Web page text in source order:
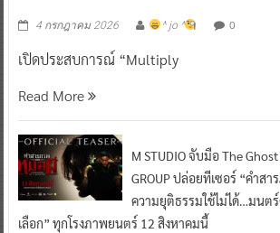
4 กรกฎาคม 2026 ^ jo ^ 0
เปิดประสบการณ์ “Multiply
Read More
M STUDIO จับมือ The
GROUP ปล่อยทีเซอร์ “คำส
ความยุติธรรมใช้ไม่ได้…มนต
เลือก” ทุกโรงภาพยนตร์ 12 สิงหาคมนี้